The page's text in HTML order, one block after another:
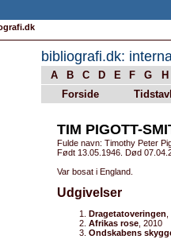
bibliografi.dk:
A B C D E F G H
Forside
TIM PIGOTT-
Fulde navn: Timothy Peter
Født 13.05.1946. Død
Var bosat i England.
Udgivelser
Dragetatoveringen
Afrikas rose , 2010
Ondskabens